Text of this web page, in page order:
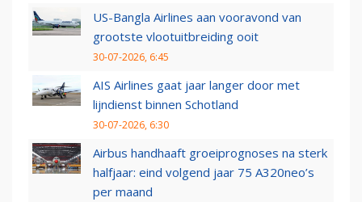
US-Bangla Airlines aan vooravond van
grootste vlootuitbreiding ooit
30-07-2026, 6:45
AIS Airlines gaat jaar langer door met
lijndienst binnen Schotland
30-07-2026, 6:30
Airbus handhaaft groeiprognoses na sterk
halfjaar: eind volgend jaar 75 A320neo’s
per maand